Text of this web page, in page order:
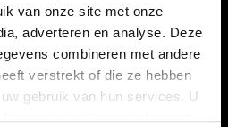
van onze site met onze
adverteren en analyse. Deze
combineren met andere
verstrekt of die ze hebben
gebruik van hun services. U